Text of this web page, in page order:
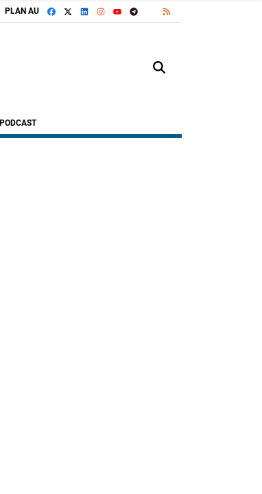
PLAN AUTO+FACEBOOKLINKEDININSTAGRAM
YOUTUBE
TELEGRAM
GOOGLE DISCOVER
PODCAST